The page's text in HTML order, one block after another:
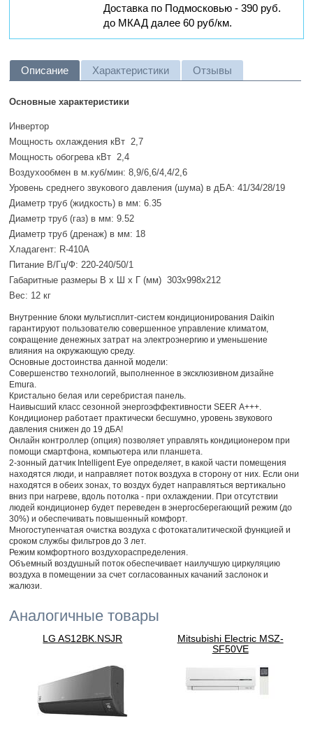
Доставка по Подмосковью - 390 руб.
до МКАД далее 60 руб/км.
Описание Характеристики Отзывы
Основные характеристики
Инвертор
Мощность охлаждения кВт 2,7
Мощность обогрева кВт 2,4
Воздухообмен в м.куб/мин: 8,9/6,6/4,4/2,6
Уровень среднего звукового давления (шума) в дБА: 41/34/28/19
Диаметр труб (жидкость) в мм: 6.35
Диаметр труб (газ) в мм: 9.52
Диаметр труб (дренаж) в мм: 18
Хладагент: R-410A
Питание В/Гц/Ф: 220-240/50/1
Габаритные размеры В х Ш х Г (мм) 303x998x212
Вес: 12 кг
Внутренние блоки мультисплит-систем кондиционирования Daikin
гарантируют пользователю совершенное управление климатом,
сокращение денежных затрат на электроэнергию и уменьшение
влияния на окружающую среду.
Основные достоинства данной модели:
Совершенство технологий, выполненное в эксклюзивном дизайне
Emura.
Кристально белая или серебристая панель.
Наивысший класс сезонной энергоэффективности SEER А+++.
Кондиционер работает практически бесшумно, уровень звукового
давления снижен до 19 дБА!
Онлайн контроллер (опция) позволяет управлять кондиционером при
помощи смартфона, компьютера или планшета.
2-зонный датчик Intelligent Eye определяет, в какой части помещения
находятся люди, и направляет поток воздуха в сторону от них. Если они
находятся в обеих зонах, то воздух будет направляться вертикально
вниз при нагреве, вдоль потолка - при охлаждении. При отсутствии
людей кондиционер будет переведен в энергосберегающий режим (до
30%) и обеспечивать повышенный комфорт.
Многоступенчатая очистка воздуха с фотокаталитической функцией и
сроком службы фильтров до 3 лет.
Режим комфортного воздухораспределения.
Объемный воздушный поток обеспечивает наилучшую циркуляцию
воздуха в помещении за счет согласованных качаний заслонок и
жалюзи.
Аналогичные товары
LG AS12BK.NSJR
Mitsubishi Electric MSZ-
SF50VE